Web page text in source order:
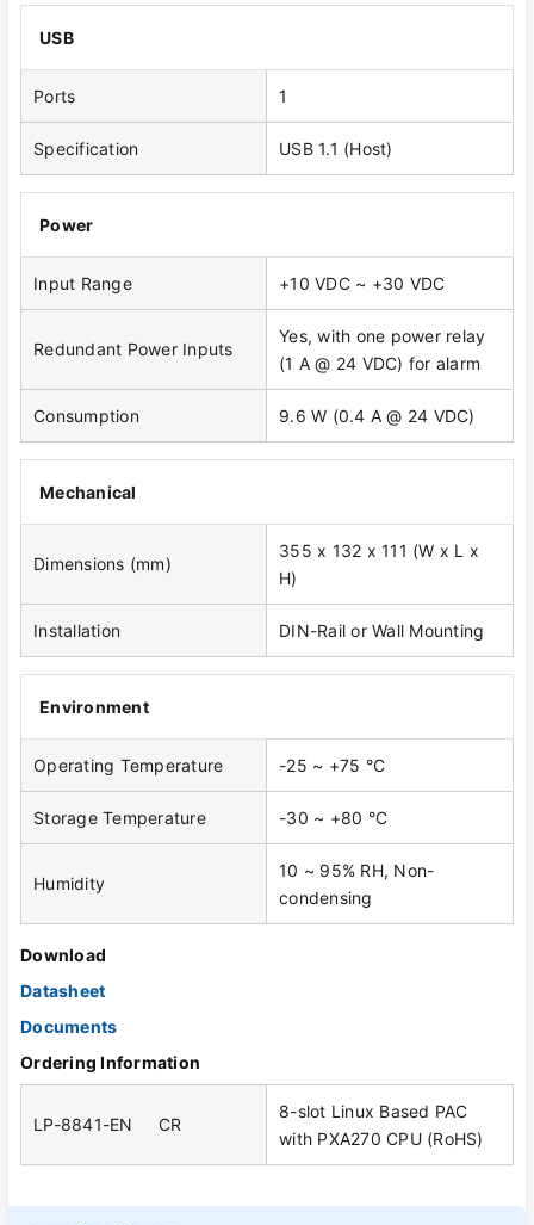
USB
Ports 1
Specification USB 1.1 (Host)
Power
Input Range +10 VDC ~ +30 VDC
Redundant Power Inputs
Yes, with one power relay
(1 A @ 24 VDC) for alarm
Consumption 9.6 W (0.4 A @ 24 VDC)
Mechanical
Dimensions (mm)
355 x 132 x 111 (W x L x
H)
Installation DIN-Rail or Wall Mounting
Environment
Operating Temperature -25 ~ +75 °C
Storage Temperature -30 ~ +80 °C
Humidity
10 ~ 95% RH, Non-
condensing
Download
Datasheet
Documents
Ordering Information
LP-8841-EN CR
8-slot Linux Based PAC
with PXA270 CPU (RoHS)